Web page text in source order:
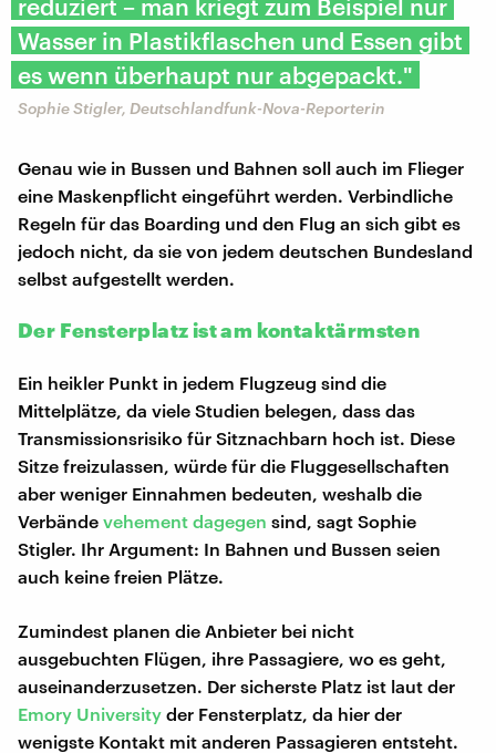
reduziert – man kriegt zum Beispiel nur
Wasser in Plastikflaschen und Essen gibt
es wenn überhaupt nur abgepackt."
Sophie Stigler, Deutschlandfunk-Nova-Reporterin
Genau wie in Bussen und Bahnen soll auch im Flieger
eine Maskenpflicht eingeführt werden. Verbindliche
Regeln für das Boarding und den Flug an sich gibt es
jedoch nicht, da sie von jedem deutschen Bundesland
selbst aufgestellt werden.
Der Fensterplatz ist am kontaktärmsten
Ein heikler Punkt in jedem Flugzeug sind die
Mittelplätze, da viele Studien belegen, dass das
Transmissionsrisiko für Sitznachbarn hoch ist. Diese
Sitze freizulassen, würde für die Fluggesellschaften
aber weniger Einnahmen bedeuten, weshalb die
Verbände vehement dagegen sind, sagt Sophie
Stigler. Ihr Argument: In Bahnen und Bussen seien
auch keine freien Plätze.
Zumindest planen die Anbieter bei nicht
ausgebuchten Flügen, ihre Passagiere, wo es geht,
auseinanderzusetzen. Der sicherste Platz ist laut der
Emory University der Fensterplatz, da hier der
wenigste Kontakt mit anderen Passagieren entsteht.